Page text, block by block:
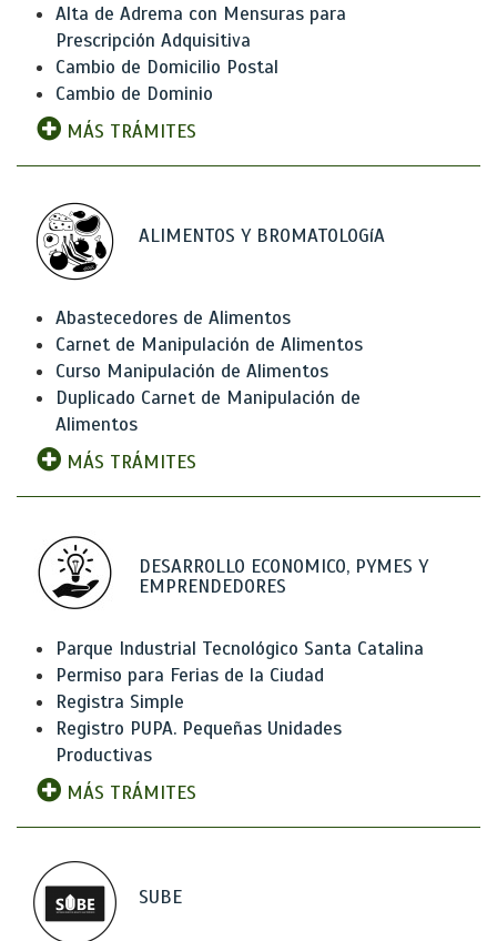
Alta de Adrema con Mensuras para
Prescripción Adquisitiva
Cambio de Domicilio Postal
Cambio de Dominio
MÁS TRÁMITES
ALIMENTOS Y BROMATOLOGíA
Abastecedores de Alimentos
Carnet de Manipulación de Alimentos
Curso Manipulación de Alimentos
Duplicado Carnet de Manipulación de
Alimentos
MÁS TRÁMITES
DESARROLLO ECONOMICO, PYMES Y
EMPRENDEDORES
Parque Industrial Tecnológico Santa Catalina
Permiso para Ferias de la Ciudad
Registra Simple
Registro PUPA. Pequeñas Unidades
Productivas
MÁS TRÁMITES
SUBE